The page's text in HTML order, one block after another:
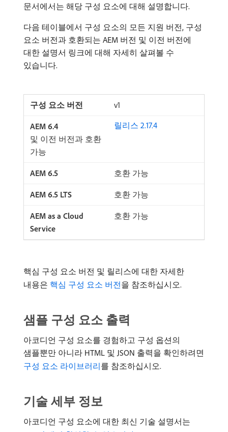
문서에서는 해당 구성 요소에 대해 설명합니다.
다음 테이블에서 구성 요소의 모든 지원 버전, 구성
요소 버전과 호환되는 AEM 버전 및 이전 버전에
대한 설명서 링크에 대해 자세히 살펴볼 수
있습니다.
v1
릴리스 2.17.4
및 이전 버전과 호환
가능
호환 가능
호환 가능
호환 가능
핵심 구성 요소 버전 및 릴리스에 대한 자세한
내용은 핵심 구성 요소 버전을 참조하십시오.
샘플 구성 요소 출력
아코디언 구성 요소를 경험하고 구성 옵션의
샘플뿐만 아니라 HTML 및 JSON 출력을 확인하려면
구성 요소 라이브러리를 참조하십시오.
기술 세부 정보
아코디언 구성 요소에 대한 최신 기술 설명서는